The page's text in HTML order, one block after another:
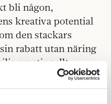
bli någon,
kreativa potential
den stackars
rabatt utan näring
emotionellt